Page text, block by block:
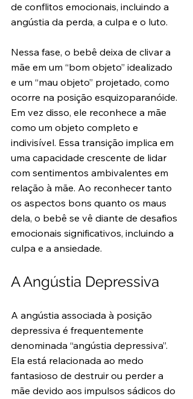
de conflitos emocionais, incluindo a
angústia da perda, a culpa e o luto.
Nessa fase, o bebê deixa de clivar a
mãe em um “bom objeto” idealizado
e um “mau objeto” projetado, como
ocorre na posição esquizoparanóide.
Em vez disso, ele reconhece a mãe
como um objeto completo e
indivisível. Essa transição implica em
uma capacidade crescente de lidar
com sentimentos ambivalentes em
relação à mãe. Ao reconhecer tanto
os aspectos bons quanto os maus
dela, o bebê se vê diante de desafios
emocionais significativos, incluindo a
culpa e a ansiedade.
A Angústia Depressiva
A angústia associada à posição
depressiva é frequentemente
denominada “angústia depressiva”.
Ela está relacionada ao medo
fantasioso de destruir ou perder a
mãe devido aos impulsos sádicos do